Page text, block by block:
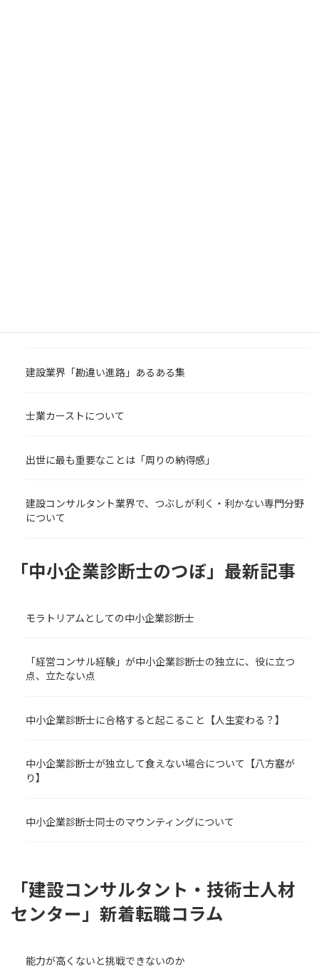
建設業界「勘違い進路」あるある集
士業カーストについて
出世に最も重要なことは「周りの納得感」
建設コンサルタント業界で、つぶしが利く・利かない専門分野
について
「中小企業診断士のつぼ」最新記事
モラトリアムとしての中小企業診断士
「経営コンサル経験」が中小企業診断士の独立に、役に立つ
点、立たない点
中小企業診断士に合格すると起こること【人生変わる？】
中小企業診断士が独立して食えない場合について【八方塞が
り】
中小企業診断士同士のマウンティングについて
「建設コンサルタント・技術士人材
センター」新着転職コラム
能力が高くないと挑戦できないのか